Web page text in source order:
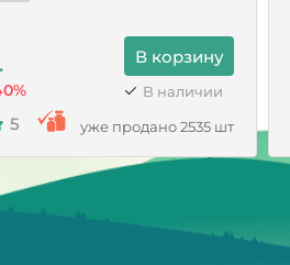
В корзину
В наличии
5 уже продано 2535 шт